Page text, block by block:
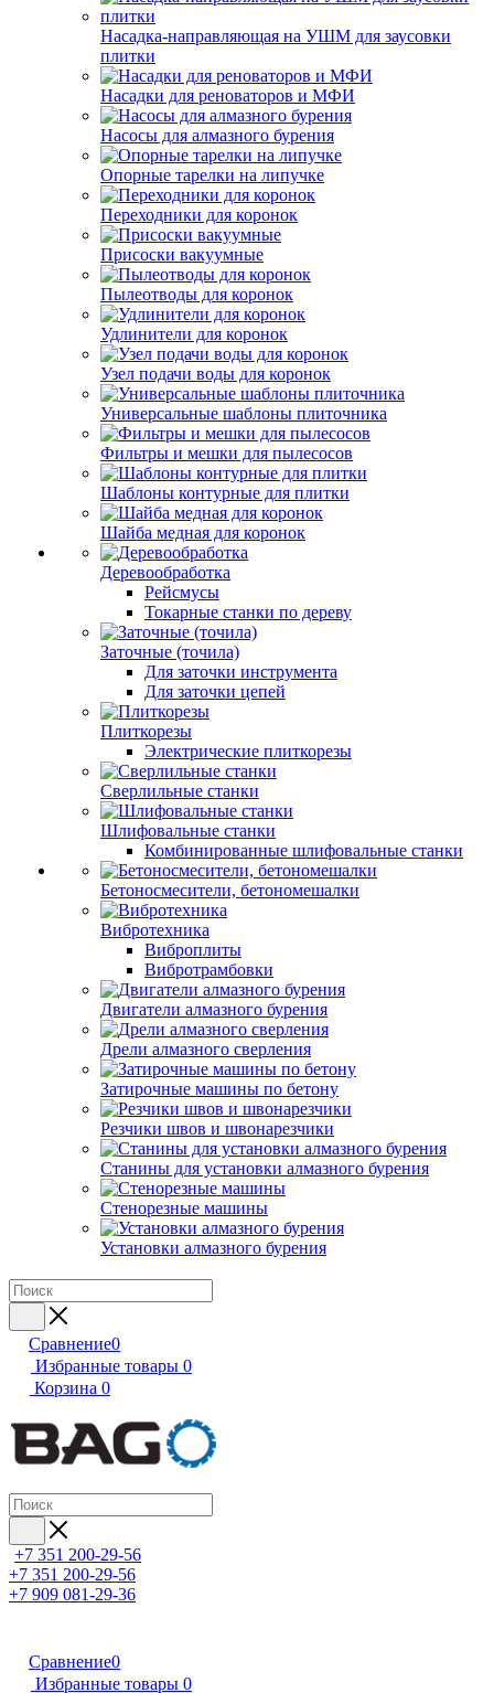
Насадка-направляющая на УШМ для заусовки
плитки
Насадки для реноваторов и МФИ
Насосы для алмазного бурения
Опорные тарелки на липучке
Переходники для коронок
Присоски вакуумные
Пылеотводы для коронок
Удлинители для коронок
Узел подачи воды для коронок
Универсальные шаблоны плиточника
Фильтры и мешки для пылесосов
Шаблоны контурные для плитки
Шайба медная для коронок
Деревообработка
Рейсмусы
Токарные станки по дереву
Заточные (точила)
Для заточки инструмента
Для заточки цепей
Плиткорезы
Электрические плиткорезы
Сверлильные станки
Шлифовальные станки
Комбинированные шлифовальные станки
Бетоносмесители, бетономешалки
Вибротехника
Виброплиты
Вибротрамбовки
Двигатели алмазного бурения
Дрели алмазного сверления
Затирочные машины по бетону
Резчики швов и швонарезчики
Станины для установки алмазного бурения
Стенорезные машины
Установки алмазного бурения
Сравнение0
Избранные товары 0
Корзина 0
+7 351 200-29-56
+7 351 200-29-56
+7 909 081-29-36
Сравнение0
Избранные товары 0